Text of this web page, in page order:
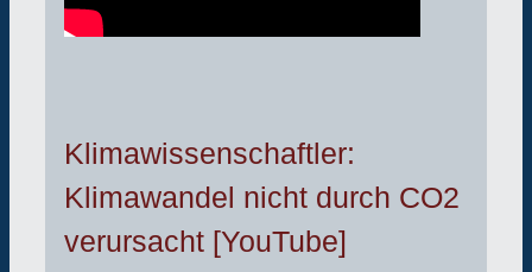
Klimawissenschaftler:
Klimawandel nicht durch CO2
verursacht [YouTube]